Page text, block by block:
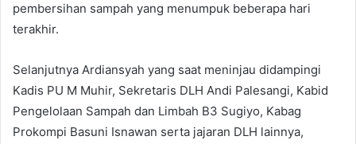
pembersihan sampah yang menumpuk beberapa hari
terakhir.
Selanjutnya Ardiansyah yang saat meninjau didampingi
Kadis PU M Muhir, Sekretaris DLH Andi Palesangi, Kabid
Pengelolaan Sampah dan Limbah B3 Sugiyo, Kabag
Prokompi Basuni Isnawan serta jajaran DLH lainnya,